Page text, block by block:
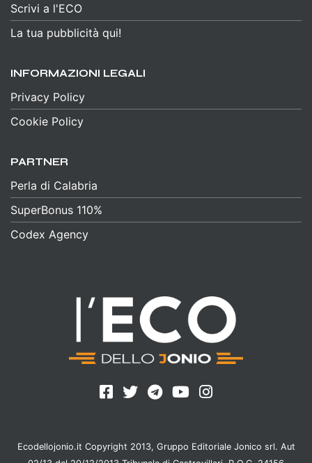
Scrivi a l'ECO
La tua pubblicità qui!
INFORMAZIONI LEGALI
Privacy Policy
Cookie Policy
PARTNER
Perla di Calabria
SuperBonus 110%
Codex Agency
Ecodellojonio.it Copyright 2013, Gruppo Editoriale Jonico srl. Aut